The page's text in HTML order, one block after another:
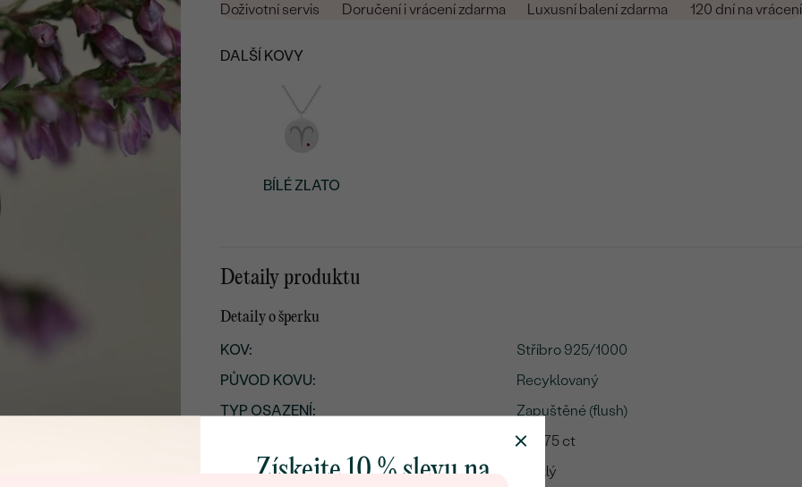
Doživotní servis Doručení i vrácení zdarma Luxusní balení zdarma 120 dní na vrácení
DALŠÍ KOVY
BÍLÉ ZLATO
Detaily produktu
Detaily o šperku
KOV:
Stříbro 925/1000
PŮVOD KOVU:
Recyklovaný
TYP OSAZENÍ:
Zapuštěné (flush)
0.0075 ct
POVRCH KOVU:
Lesklý
Získejte 10 % slevu na